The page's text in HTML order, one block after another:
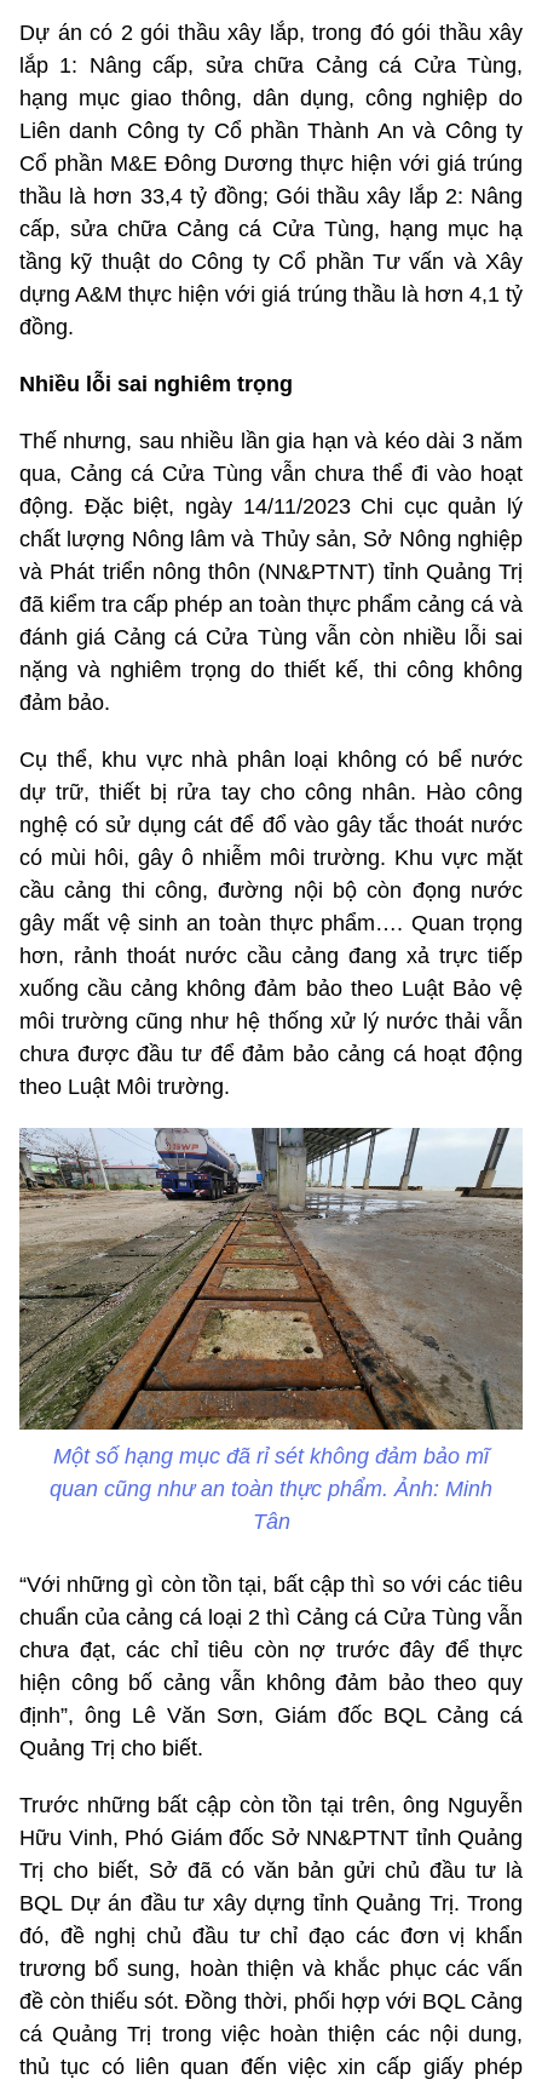
Dự án có 2 gói thầu xây lắp, trong đó gói thầu xây
lắp 1: Nâng cấp, sửa chữa Cảng cá Cửa Tùng,
hạng mục giao thông, dân dụng, công nghiệp do
Liên danh Công ty Cổ phần Thành An và Công ty
Cổ phần M&E Đông Dương thực hiện với giá trúng
thầu là hơn 33,4 tỷ đồng; Gói thầu xây lắp 2: Nâng
cấp, sửa chữa Cảng cá Cửa Tùng, hạng mục hạ
tầng kỹ thuật do Công ty Cổ phần Tư vấn và Xây
dựng A&M thực hiện với giá trúng thầu là hơn 4,1 tỷ
đồng.
Nhiều lỗi sai nghiêm trọng
Thế nhưng, sau nhiều lần gia hạn và kéo dài 3 năm
qua, Cảng cá Cửa Tùng vẫn chưa thể đi vào hoạt
động. Đặc biệt, ngày 14/11/2023 Chi cục quản lý
chất lượng Nông lâm và Thủy sản, Sở Nông nghiệp
và Phát triển nông thôn (NN&PTNT) tỉnh Quảng Trị
đã kiểm tra cấp phép an toàn thực phẩm cảng cá và
đánh giá Cảng cá Cửa Tùng vẫn còn nhiều lỗi sai
nặng và nghiêm trọng do thiết kế, thi công không
đảm bảo.
Cụ thể, khu vực nhà phân loại không có bể nước
dự trữ, thiết bị rửa tay cho công nhân. Hào công
nghệ có sử dụng cát để đổ vào gây tắc thoát nước
có mùi hôi, gây ô nhiễm môi trường. Khu vực mặt
cầu cảng thi công, đường nội bộ còn đọng nước
gây mất vệ sinh an toàn thực phẩm…. Quan trọng
hơn, rảnh thoát nước cầu cảng đang xả trực tiếp
xuống cầu cảng không đảm bảo theo Luật Bảo vệ
môi trường cũng như hệ thống xử lý nước thải vẫn
chưa được đầu tư để đảm bảo cảng cá hoạt động
theo Luật Môi trường.
Một số hạng mục đã rỉ sét không đảm bảo mĩ
quan cũng như an toàn thực phẩm. Ảnh: Minh
Tân
“Với những gì còn tồn tại, bất cập thì so với các tiêu
chuẩn của cảng cá loại 2 thì Cảng cá Cửa Tùng vẫn
chưa đạt, các chỉ tiêu còn nợ trước đây để thực
hiện công bố cảng vẫn không đảm bảo theo quy
định”, ông Lê Văn Sơn, Giám đốc BQL Cảng cá
Quảng Trị cho biết.
Trước những bất cập còn tồn tại trên, ông Nguyễn
Hữu Vinh, Phó Giám đốc Sở NN&PTNT tỉnh Quảng
Trị cho biết, Sở đã có văn bản gửi chủ đầu tư là
BQL Dự án đầu tư xây dựng tỉnh Quảng Trị. Trong
đó, đề nghị chủ đầu tư chỉ đạo các đơn vị khẩn
trương bổ sung, hoàn thiện và khắc phục các vấn
đề còn thiếu sót. Đồng thời, phối hợp với BQL Cảng
cá Quảng Trị trong việc hoàn thiện các nội dung,
thủ tục có liên quan đến việc xin cấp giấy phép